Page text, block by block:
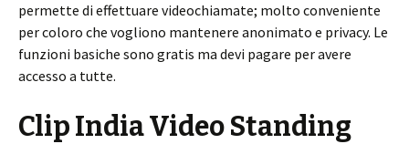
permette di effettuare videochiamate; molto conveniente
per coloro che vogliono mantenere anonimato e privacy. Le
funzioni basiche sono gratis ma devi pagare per avere
accesso a tutte.
Clip India Video Standing